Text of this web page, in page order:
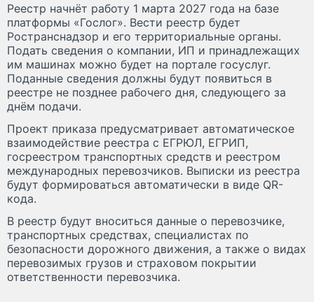
Реестр начнёт работу 1 марта 2027 года на базе
платформы «Гослог». Вести реестр будет
Ространснадзор и его территориальные органы.
Подать сведения о компании, ИП и принадлежащих
им машинах можно будет на портале госуслуг.
Поданные сведения должны будут появиться в
реестре не позднее рабочего дня, следующего за
днём подачи.
Проект приказа предусматривает автоматическое
взаимодействие реестра с ЕГРЮЛ, ЕГРИП,
госреестром транспортных средств и реестром
международных перевозчиков. Выписки из реестра
будут формироваться автоматически в виде QR-
кода.
В реестр будут вноситься данные о перевозчике,
транспортных средствах, специалистах по
безопасности дорожного движения, а также о видах
перевозимых грузов и страховом покрытии
ответственности перевозчика.